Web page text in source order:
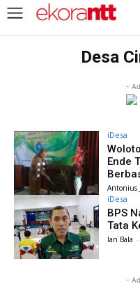
Desa
-
iDesa
Ende
Antonius
iDesa
BPS
Tata
Ian Bala -
-